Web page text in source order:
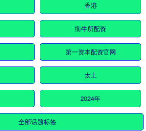
香港
衡牛所配资
第一资本配资官网
太上
2024年
全部话题标签